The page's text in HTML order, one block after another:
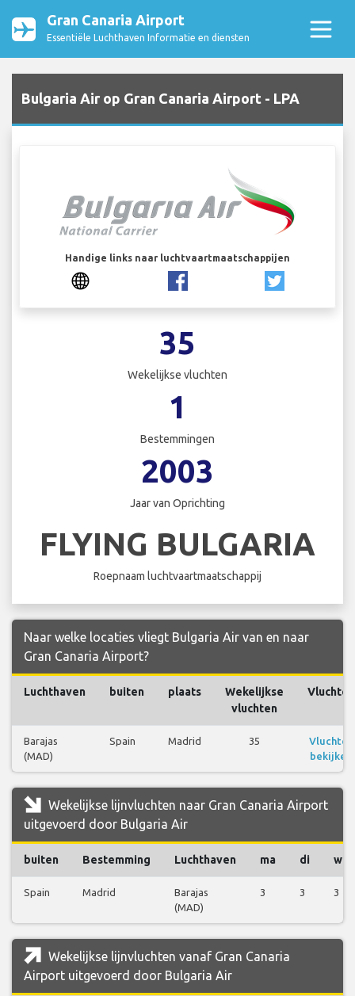
Gran Canaria Airport
Essentiële Luchthaven Informatie en diensten
Bulgaria Air op Gran Canaria Airport - LPA
Handige links naar luchtvaartmaatschappijen
35
Wekelijkse vluchten
1
Bestemmingen
2003
Jaar van Oprichting
FLYING BULGARIA
Roepnaam luchtvaartmaatschappij
Naar welke locaties vliegt Bulgaria Air van en naar
Gran Canaria Airport?
Luchthaven buiten plaats
Wekelijkse
vluchten
Vluchten
Barajas
(MAD)
Spain Madrid 35
Vluchten
bekijken
Wekelijkse lijnvluchten naar Gran Canaria Airport
uitgevoerd door Bulgaria Air
buiten Bestemming Luchthaven ma di wo
Spain Madrid
Barajas
(MAD)
3 3 3
Wekelijkse lijnvluchten vanaf Gran Canaria
Airport uitgevoerd door Bulgaria Air